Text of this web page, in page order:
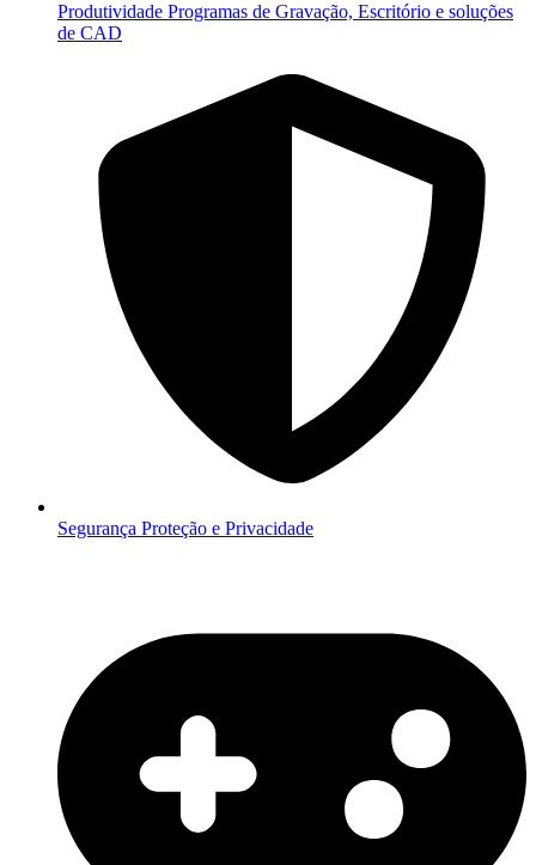
Produtividade Programas de Gravação, Escritório e soluções
de CAD
Segurança Proteção e Privacidade